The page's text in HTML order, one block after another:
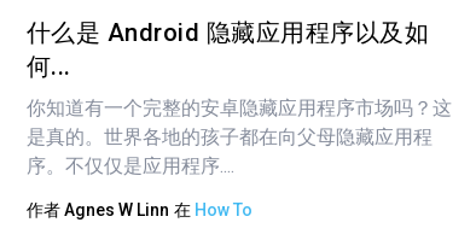
分享这篇文章
在 Facebook 上 复制链接
什么是 Android 隐藏应用程序以及如
何...
你知道有一个完整的安卓隐藏应用程序市场吗？这
是真的。世界各地的孩子都在向父母隐藏应用程
序。不仅仅是应用程序....
作者Agnes W Linn 在 How To